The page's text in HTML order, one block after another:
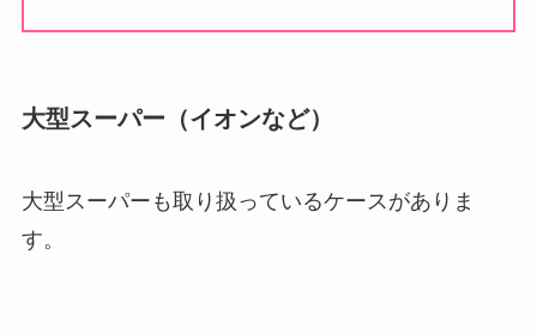
大型スーパー（イオンなど）
大型スーパーも取り扱っているケースがありま
す。